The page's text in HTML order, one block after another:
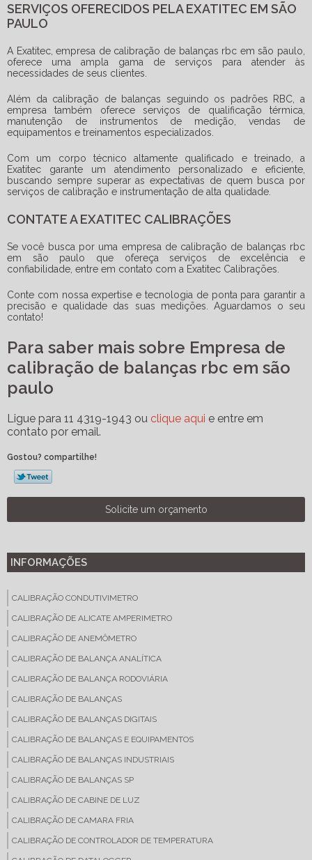
SERVIÇOS OFERECIDOS PELA EXATITEC EM SÃO
PAULO
A Exatitec,empresa de calibração de balanças rbc em são paulo
oferece uma ampla gama de serviços para atender às
necessidades de seus clientes.
Além da calibração de balanças seguindo os padrões RBC, a
empresa também oferece serviços de qualificação térmica,
manutenção de instrumentos de medição, vendas de
equipamentos e treinamentos especializados.
Com um corpo técnico altamente qualificado e treinado, a
Exatitec garante um atendimento personalizado e eficiente,
buscando sempre superar as expectativas de quem busca por
serviços de calibração e instrumentação de alta qualidade.
CONTATE A EXATITEC CALIBRAÇÕES
Se você busca por uma empresa de calibração de balanças rbc
em são paulo que ofereça serviços de excelência e
confiabilidade, entre em contato com a Exatitec Calibrações.
Conte com nossa expertise e tecnologia de ponta para garantir a
precisão e qualidade das suas medições. Aguardamos o seu
contato!
Para saber mais sobre Empresa de
calibração de balanças rbc em são
paulo
Ligue para 11 4319-1943 ou clique aqui e entre em
contato por email.
Gostou? compartilhe!
Solicite um orçamento
INFORMAÇÕES
CALIBRAÇÃO CONDUTIVIMETRO
CALIBRAÇÃO DE ALICATE AMPERIMETRO
CALIBRAÇÃO DE ANEMÔMETRO
CALIBRAÇÃO DE BALANÇA ANALÍTICA
CALIBRAÇÃO DE BALANÇA RODOVIÁRIA
CALIBRAÇÃO DE BALANÇAS
CALIBRAÇÃO DE BALANÇAS DIGITAIS
CALIBRAÇÃO DE BALANÇAS E EQUIPAMENTOS
CALIBRAÇÃO DE BALANÇAS INDUSTRIAIS
CALIBRAÇÃO DE BALANÇAS SP
CALIBRAÇÃO DE CABINE DE LUZ
CALIBRAÇÃO DE CAMARA FRIA
CALIBRAÇÃO DE CONTROLADOR DE TEMPERATURA